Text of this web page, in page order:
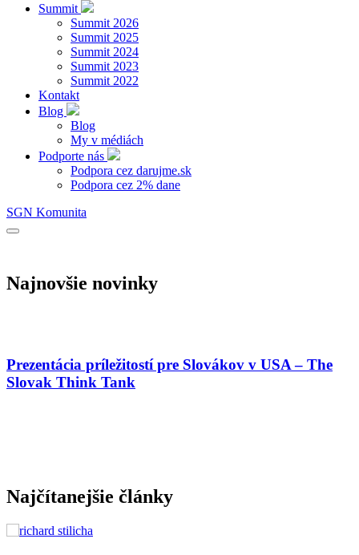
Summit
Summit 2026
Summit 2025
Summit 2024
Summit 2023
Summit 2022
Kontakt
Blog
Blog
My v médiách
Podporte nás
Podpora cez darujme.sk
Podpora cez 2% dane
SGN Komunita
Najnovšie novinky
Prezentácia príležitostí pre Slovákov v USA – The
Slovak Think Tank
Najčítanejšie články